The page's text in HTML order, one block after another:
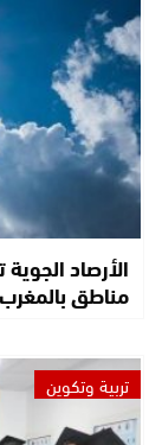
الأرصاد
مناطق بالمغرب
تربية وتكوين